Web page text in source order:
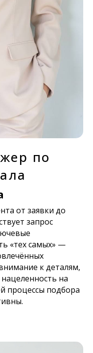
по
от заявки до
запрос
«тех самых» —
к деталям,
на
процессы подбора